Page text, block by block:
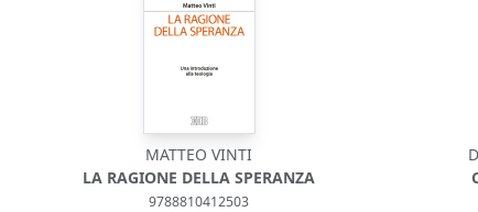
MATTEO VINTI
LA RAGIONE DELLA SPERANZA
9788810412503